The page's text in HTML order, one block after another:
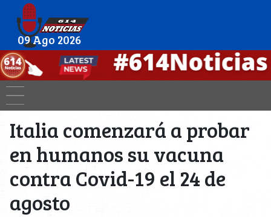
09 Ago 2026
Italia comenzará a probar
en humanos su vacuna
contra Covid-19 el 24 de
agosto